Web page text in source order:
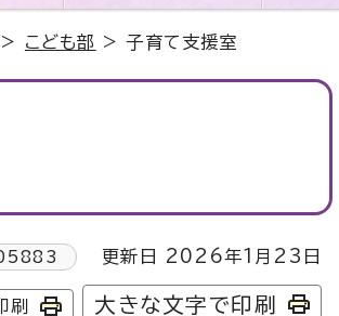
> こども部 > 子育て支援室
更新日 2026年1月23日
刷 大きな文字で印刷